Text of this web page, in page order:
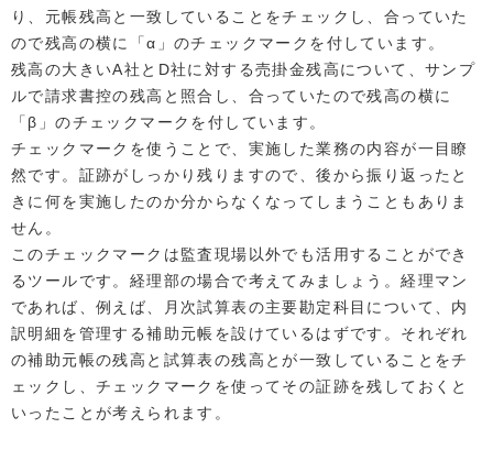
り、元帳残高と一致していることをチェックし、合っていた
ので残高の横に「α」のチェックマークを付しています。
残高の大きいA社とD社に対する売掛金残高について、サンプ
ルで請求書控の残高と照合し、合っていたので残高の横に
「β」のチェックマークを付しています。
チェックマークを使うことで、実施した業務の内容が一目瞭
然です。証跡がしっかり残りますので、後から振り返ったと
きに何を実施したのか分からなくなってしまうこともありま
せん。
このチェックマークは監査現場以外でも活用することができ
るツールです。経理部の場合で考えてみましょう。経理マン
であれば、例えば、月次試算表の主要勘定科目について、内
訳明細を管理する補助元帳を設けているはずです。それぞれ
の補助元帳の残高と試算表の残高とが一致していることをチ
ェックし、チェックマークを使ってその証跡を残しておくと
いったことが考えられます。